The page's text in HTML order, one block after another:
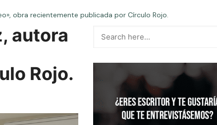
obra recientemente publicada por Círculo Rojo.
autora
Rojo.